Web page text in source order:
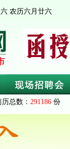
农历六月廿六
总数： 291186 份